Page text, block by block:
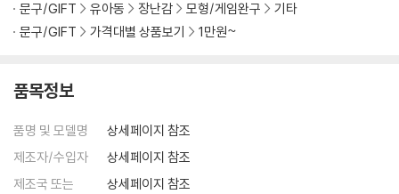
문구/GIFT 유아동 장난감 모형/게임완구
기타
문구/GIFT
가격대별 상품보기 1만원~
품목정보
품명 및 모델명
상세페이지 참조
제조자/수입자
상세페이지 참조
제조국 또는
상세페이지 참조